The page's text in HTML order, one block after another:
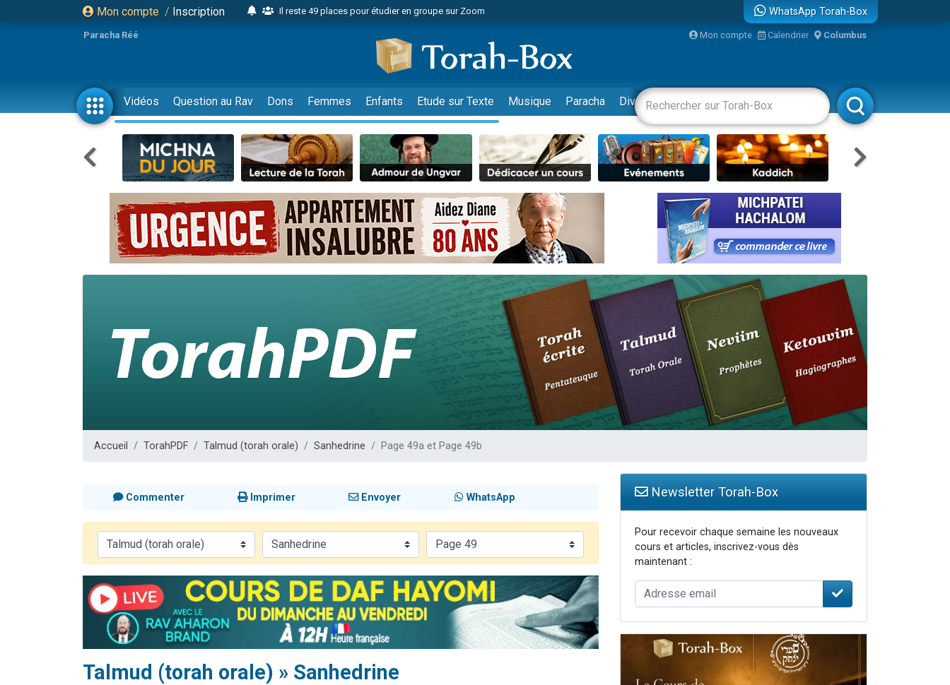
Mon compte / Inscription
Il reste 49 places pour étudier en groupe sur Zoom
2 personnes viennent de nous rejoindre sur WhatsApp
6 personnes viennent de nous rejoindre sur WhatsApp
4 personnes viennent de faire un don pour Reloger Rivka, 6 enfants, victime de violences...
2 personnes viennent de faire un don pour 1 Journée de Vacances Pour les Enfants
17 personnes viennent de demander une bénédiction
4 personnes viennent de nous rejoindre sur WhatsApp
Il reste 49 places pour étudier en groupe sur Zoom
Eva vient de donner son Maasser
4 personnes viennent de nous rejoindre sur WhatsApp
3 personnes viennent de nous rejoindre sur WhatsApp
Odaya vient de donner son Maasser
3 personnes viennent de faire un don pour 5 jours de vacances aux Orphelins
2 personnes viennent de nous rejoindre sur WhatsApp
13 personnes viennent de demander une bénédiction
30 personnes viennent de faire un don pour Sauvez la jambe de Yohan
Il reste 49 places pour étudier en groupe sur Zoom
WhatsApp Torah-Box
Paracha Réé Mon compte Calendrier Columbus
Vidéos Question au Rav Dons Femmes Enfants Etude sur Texte Musique Paracha Divertissements Livres Rabbanim
Accueil TorahPDF Talmud (torah orale) Sanhedrine Page 49a et Page 49b
Commenter Imprimer Envoyer WhatsApp
Talmud (torah orale) » Sanhedrine
Newsletter Torah-Box
Pour recevoir chaque semaine les nouveaux
cours et articles, inscrivez-vous dès
maintenant :